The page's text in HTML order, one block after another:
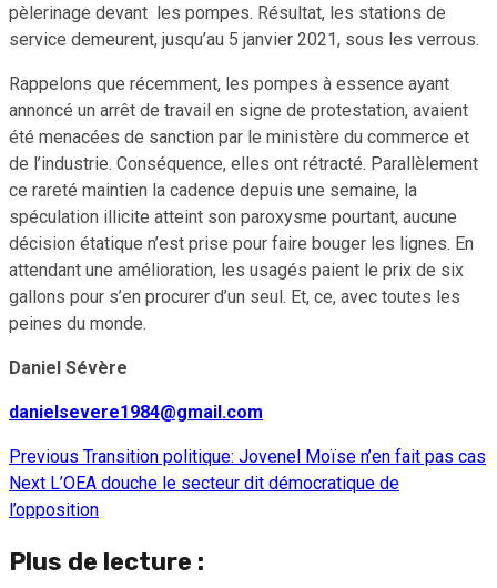
pèlerinage devant les pompes. Résultat, les stations de
service demeurent, jusqu’au 5 janvier 2021, sous les verrous.
Rappelons que récemment, les pompes à essence ayant
annoncé un arrêt de travail en signe de protestation, avaient
été menacées de sanction par le ministère du commerce et
de l’industrie. Conséquence, elles ont rétracté. Parallèlement
ce rareté maintien la cadence depuis une semaine, la
spéculation illicite atteint son paroxysme pourtant, aucune
décision étatique n’est prise pour faire bouger les lignes. En
attendant une amélioration, les usagés paient le prix de six
gallons pour s’en procurer d’un seul. Et, ce, avec toutes les
peines du monde.
Daniel Sévère
danielsevere1984@gmail.com
Continue
Reading
Previous Transition politique: Jovenel Moïse n’en fait pas cas
Next L’OEA douche le secteur dit démocratique de
l’opposition
Plus de lecture :